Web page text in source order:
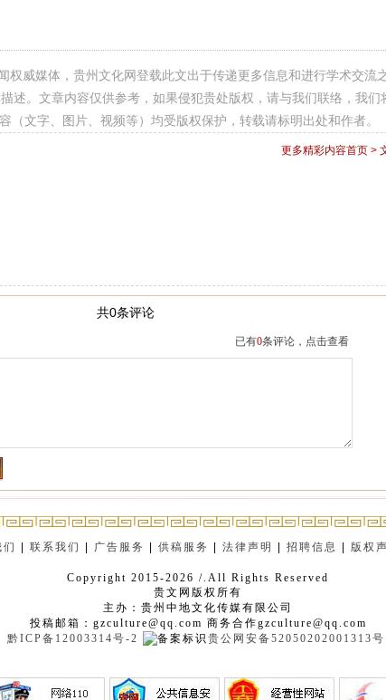
权威媒体，贵州文化网登载此文出于传递更多信息和进行学术交流
述。文章内容仅供参考，如果侵犯贵处版权，请与我们联络，我们
（文字、图片、视频等）均受版权保护，转载请标明出处和作者。
更多精彩内容首页 >
共0条评论
已有0条评论，点击查看
联系我们 广告服务 供稿服务 法律声明 招聘信息 版权
Copyright 2015-2026 /.All Rights Reserved
贵文网版权所有
主办：贵州中地文化传媒有限公司
投稿邮箱：gzculture@qq.com 商务合作gzculture@qq.com
黔ICP备12003314号-2
贵公网安备52050202001313号